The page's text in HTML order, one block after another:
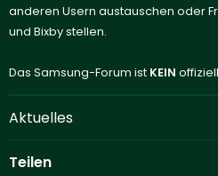
anderen Usern austauschen oder
und Bixby stellen.
Das Samsung-Forum ist KEIN
Aktuelles
Teilen